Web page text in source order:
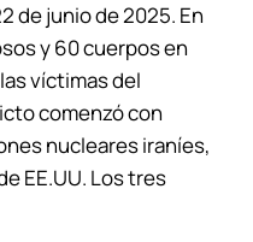
de junio de 2025. En
y 60 cuerpos en
víctimas del
comenzó con
nucleares iraníes,
EE.UU. Los tres